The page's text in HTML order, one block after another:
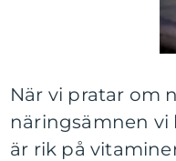
När vi pratar om
näringsämnen vi
är rik på